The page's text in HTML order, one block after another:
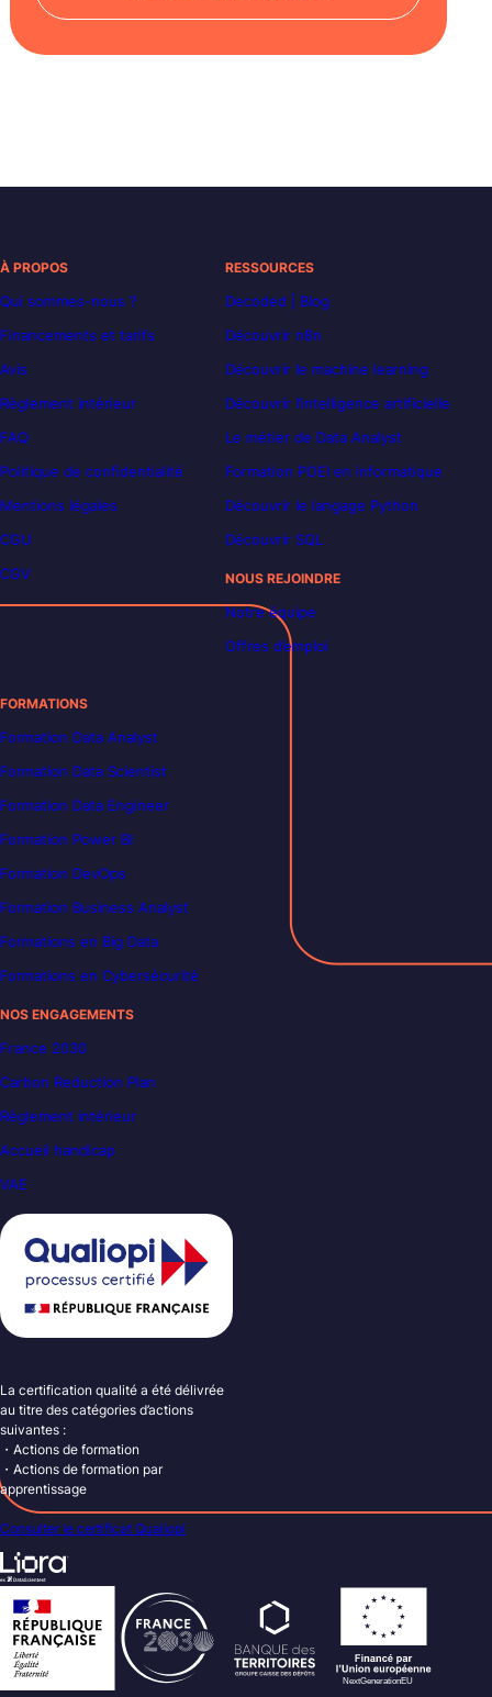
À PROPOS
Qui sommes-nous ?
Financements et tarifs
Avis
Règlement intérieur
FAQ
Politique de confidentialité
Mentions légales
CGU
CGV
RESSOURCES
Decoded | Blog
Découvrir n8n
Découvrir le machine learning
Découvrir l’intelligence artificielle
Le métier de Data Analyst
Formation POEI en informatique
Découvrir le langage Python
Découvrir SQL
NOUS REJOINDRE
Notre équipe
Offres d’emploi
FORMATIONS
Formation Data Analyst
Formation Data Scientist
Formation Data Engineer
Formation Power BI
Formation DevOps
Formation Business Analyst
Formations en Big Data
Formations en Cybersécurité
NOS ENGAGEMENTS
France 2030
Carbon Reduction Plan
Règlement intérieur
Accueil handicap
VAE
La certification qualité a été délivrée
au titre des catégories d’actions
suivantes :
・Actions de formation
・Actions de formation par
apprentissage
Consulter le certificat Qualiopi